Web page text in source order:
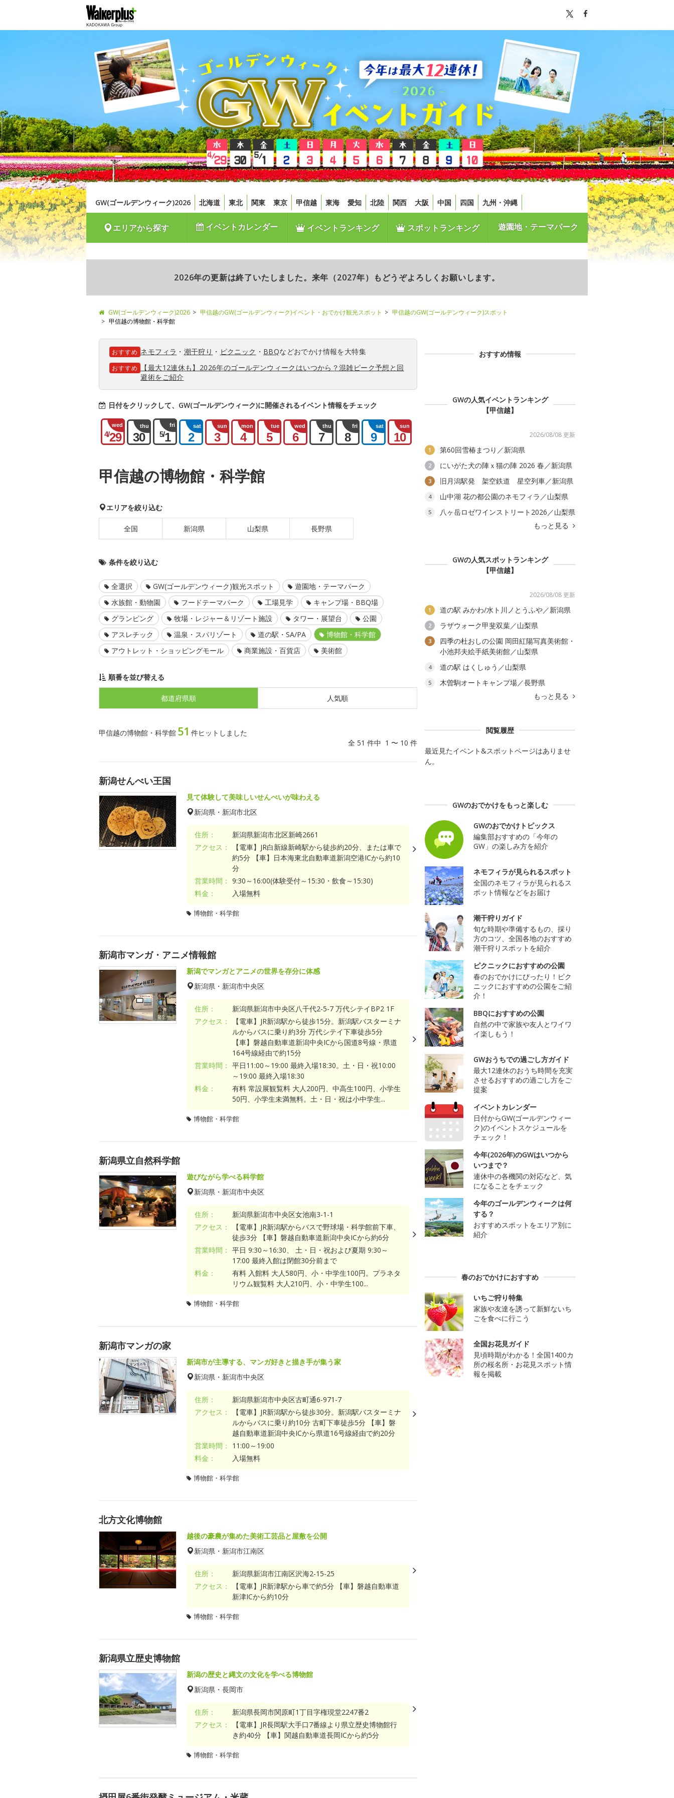
GW(ゴールデンウィーク)2026 北海道 東北 関東 東京 甲信越 東海 愛知 北陸 関西 大阪 中国 四国 九州・沖縄
エリアから探す イベントカレンダー イベントランキング スポットランキング 遊園地・テーマパーク
2026年の更新は終了いたしました。来年（2027年）もどうぞよろしくお願いします。
GW(ゴールデンウィーク)2026 甲信越のGW(ゴールデンウィーク)イベント・おでかけ観光スポット
甲信越のGW(ゴールデンウィーク)スポット
甲信越の博物館・科学館
おすすめ ネモフィラ ・ 潮干狩り ・ ピクニック ・ BBQなどおでかけ情報を大特集
おすすめ
【最大12連休も】2026年のゴールデンウィークはいつから？混雑ピーク予想と回
避術をご紹介
日付をクリックして、GW(ゴールデンウィーク)に開催されるイベント情報をチェック
wed
4/29
thu
30
fri
5/1
sat
2
sun
3
mon
4
tue
5
wed
6
thu
7
fri
8
sat
9
sun
10
甲信越の博物館・科学館
エリアを絞り込む
全国 新潟県 山梨県 長野県
条件を絞り込む
全選択 GW(ゴールデンウィーク)観光スポット
遊園地・テーマパーク
水族館・動物園
フードテーマパーク 工場見学
キャンプ場・BBQ場
グランピング
牧場・レジャー＆リゾート施設 タワー・展望台
公園
アスレチック
温泉・スパリゾート 道の駅・SA/PA
博物館・科学館
アウトレット・ショッピングモール
商業施設・百貨店 美術館
順番を並び替える
都道府県順 人気順
甲信越の博物館・科学館 51 件ヒットしました
全 51 件中 1 〜 10 件
新潟せんべい王国
見て体験して美味しいせんべいが味わえる
新潟県・新潟市北区
住所：
新潟県新潟市北区新崎2661
アクセス：
【電車】JR白新線新崎駅から徒歩約20分、または車で
約5分 【車】日本海東北自動車道新潟空港ICから約10
分
営業時間： 9:30～16:00(体験受付～15:30・飲食～15:30)
料金：
入場無料
博物館・科学館
新潟市マンガ・アニメ情報館
新潟でマンガとアニメの世界を存分に体感
新潟県・新潟市中央区
住所：
新潟県新潟市中央区八千代2-5-7 万代シテイBP2 1F
アクセス：
【電車】JR新潟駅から徒歩15分。新潟駅バスターミナ
ルからバスに乗り約3分 万代シテイ下車徒歩5分
【車】磐越自動車道新潟中央ICから国道8号線・県道
164号線経由で約15分
営業時間： 平日11:00～19:00 最終入場18:30。土・日・祝10:00
～19:00 最終入場18:30
料金：
有料 常設展観覧料 大人200円、中高生100円、小学生
50円、小学生未満無料。土・日・祝は小中学生...
博物館・科学館
新潟県立自然科学館
遊びながら学べる科学館
新潟県・新潟市中央区
住所：
新潟県新潟市中央区女池南3-1-1
アクセス：
【電車】JR新潟駅からバスで野球場・科学館前下車、
徒歩3分 【車】磐越自動車道新潟中央ICから約6分
営業時間： 平日 9:30～16:30、 土・日・祝および夏期 9:30～
17:00 最終入館は閉館30分前まで
料金：
有料 入館料 大人580円、小・中学生100円。プラネタ
リウム観覧料 大人210円、小・中学生100...
博物館・科学館
新潟市マンガの家
新潟市が主導する、マンガ好きと描き手が集う家
新潟県・新潟市中央区
住所：
新潟県新潟市中央区古町通6-971-7
アクセス：
【電車】JR新潟駅から徒歩30分。新潟駅バスターミナ
ルからバスに乗り約10分 古町下車徒歩5分 【車】磐
越自動車道新潟中央ICから県道16号線経由で約20分
営業時間：
11:00～19:00
料金：
入場無料
博物館・科学館
北方文化博物館
越後の豪農が集めた美術工芸品と屋敷を公開
新潟県・新潟市江南区
住所：
新潟県新潟市江南区沢海2-15-25
アクセス：
【電車】JR新津駅から車で約5分 【車】磐越自動車道
新津ICから約10分
博物館・科学館
新潟県立歴史博物館
新潟の歴史と縄文の文化を学べる博物館
新潟県・長岡市
住所：
新潟県長岡市関原町1丁目字権現堂2247番2
アクセス：
【電車】JR長岡駅大手口7番線より県立歴史博物館行
き約40分 【車】関越自動車道長岡ICから約5分
博物館・科学館
おすすめ情報
GWの人気イベントランキング
【甲信越】
2026/08/08 更新
1 第60回雪椿まつり／新潟県
2 にいがた犬の陣ｘ猫の陣 2026 春／新潟県
3 旧月潟駅発 架空鉄道 星空列車／新潟県
4 山中湖 花の都公園のネモフィラ／山梨県
5
八ヶ岳ロゼワインストリート2026／山梨県
もっと見る
GWの人気スポットランキング
【甲信越】
2026/08/08 更新
1 道の駅 みかわ/水ト川ノとうふや／新潟県
2 ラザウォーク甲斐双葉／山梨県
3
四季の杜おしの公園 岡田紅陽写真美術館・
小池邦夫絵手紙美術館／山梨県
4 道の駅 はくしゅう／山梨県
5
木曽駒オートキャンプ場／長野県
もっと見る
閲覧履歴
最近見たイベント&スポットページはありませ
ん。
GWのおでかけをもっと楽しむ
GWのおでかけトピックス
編集部おすすめの「今年の
GW」の楽しみ方を紹介
ネモフィラが見られるスポット
全国のネモフィラが見られるス
ポット情報などをお届け
潮干狩りガイド
旬な時期や準備するもの、採り
方のコツ、全国各地のおすすめ
潮干狩りスポットを紹介
ピクニックにおすすめの公園
春のおでかけにぴったり！ピク
ニックにおすすめの公園をご紹
介！
BBQにおすすめの公園
自然の中で家族や友人とワイワ
イ楽しもう！
GWおうちでの過ごし方ガイド
最大12連休のおうち時間を充実
させるおすすめの過ごし方をご
提案
イベントカレンダー
日付からGW(ゴールデンウィー
ク)のイベントスケジュールを
チェック！
今年(2026年)のGWはいつから
いつまで？
連休中の各機関の対応など、気
になることをチェック
今年のゴールデンウィークは何
する？
おすすめスポットをエリア別に
紹介
春のおでかけにおすすめ
いちご狩り特集
家族や友達を誘って新鮮ないち
ごを食べに行こう
全国お花見ガイド
見頃時期がわかる！全国1400カ
所の桜名所・お花見スポット情
報を掲載